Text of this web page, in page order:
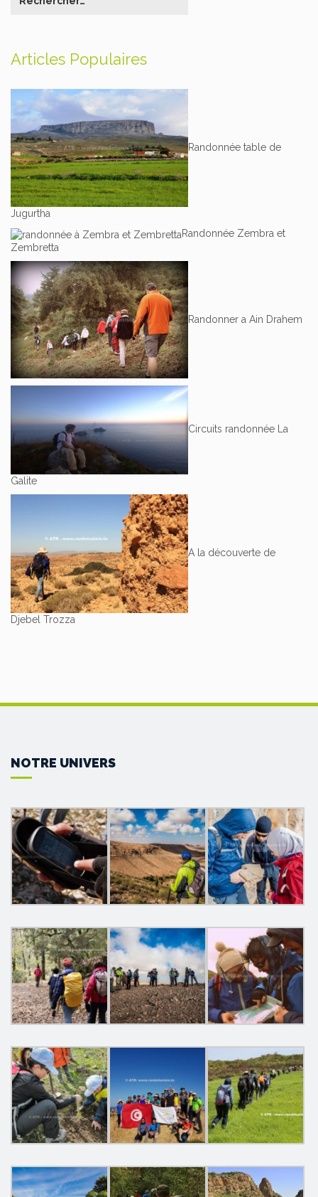
Articles Populaires
Randonnée table de
Jugurtha
Randonnée Zembra et
Zembretta
Randonner a Ain Drahem
Circuits randonnée La
Galite
A la découverte de
Djebel Trozza
NOTRE UNIVERS